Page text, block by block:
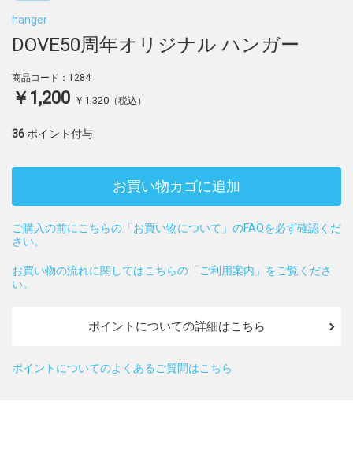
hanger
DOVE50周年オリジナル ハンガー
商品コード：1284
￥1,200 ￥1,320 （税込）
36ポイント付与
お買い物カゴに追加
ご購入の前にこちらの「お買い物について」のFAQを必ず確認くだ
さい。
お買い物の流れに関してはこちらの「ご利用案内」をご覧くださ
い。
ポイントについての詳細はこちら
ポイントについてのよくあるご質問はこちら